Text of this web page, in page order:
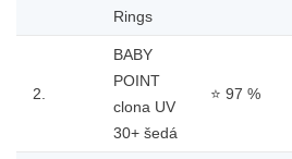
Rings
2.
BABY
POINT
clona UV
30+ šedá
⭐ 97 %